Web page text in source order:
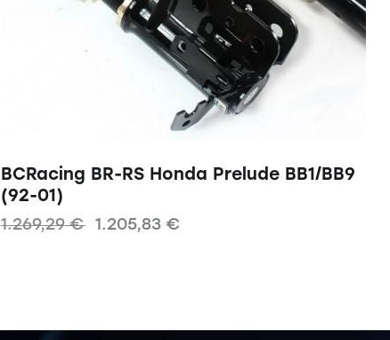
BCRacing BR-RS Honda Prelude BB1/BB9
(92-01)
1.269,29€ 1.205,83 €